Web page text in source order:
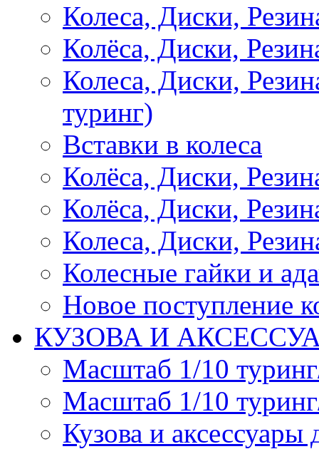
Колеса, Диски,
Колёса, Диски,
Колеса, Диски,
туринг)
Вставки в колеса
Колёса, Диски,
Колёса, Диски,
Колеса, Диски,
Колесные гайки и
Новое поступление
КУЗОВА И
Масштаб 1/10
Масштаб 1/10
Кузова и